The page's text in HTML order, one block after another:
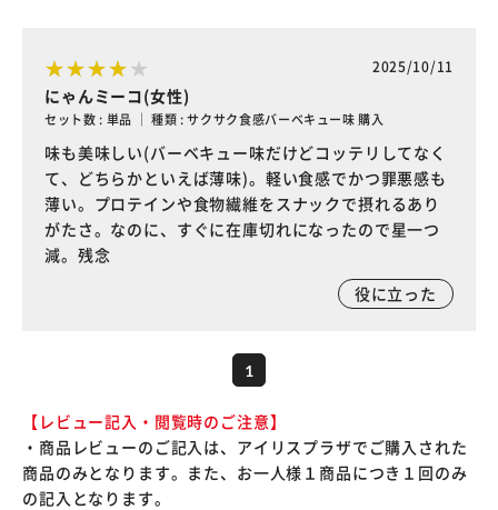
2025/10/11
にゃんミーコ(女性)
セット数 : 単品 ｜ 種類 : サクサク食感バーベキュー味 購入
味も美味しい(バーベキュー味だけどコッテリしてなく
て、どちらかといえば薄味)。軽い食感でかつ罪悪感も
薄い。プロテインや食物繊維をスナックで摂れるあり
がたさ。なのに、すぐに在庫切れになったので星一つ
減。残念
役に立った
1
【レビュー記入・閲覧時のご注意】
・商品レビューのご記入は、アイリスプラザでご購入された
商品のみとなります。また、お一人様１商品につき１回のみ
の記入となります。